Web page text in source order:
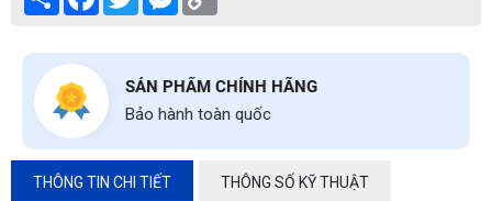
SẢN PHẨM CHÍNH HÃNG
Bảo hành toàn quốc
THÔNG TIN CHI TIẾT THÔNG SỐ KỸ THUẬT